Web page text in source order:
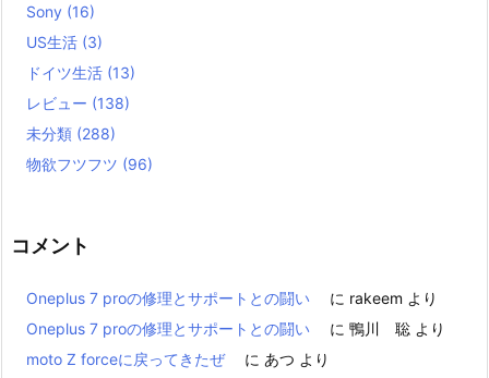
Sony (16)
US生活 (3)
ドイツ生活 (13)
レビュー (138)
未分類 (288)
物欲フツフツ (96)
コメント
Oneplus 7 proの修理とサポートとの闘い に rakeem より
Oneplus 7 proの修理とサポートとの闘い
に 鴨川 聡 より
moto Z forceに戻ってきたぜ
に あつ より